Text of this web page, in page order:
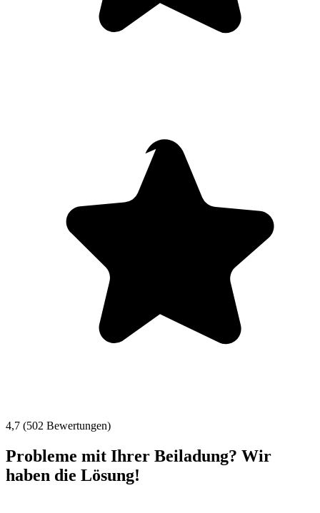
4,7 (502 Bewertungen)
Probleme mit Ihrer Beiladung? Wir
haben die Lösung!